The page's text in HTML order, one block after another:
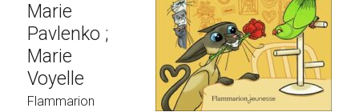
Marie
Pavlenko ;
Marie
Voyelle
Flammarion